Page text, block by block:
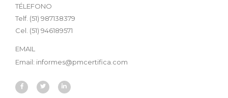
TÉLEFONO
Telf. (51) 987138379
Cel. (51) 946189571
EMAIL
Email: informes@pmcertifica.com